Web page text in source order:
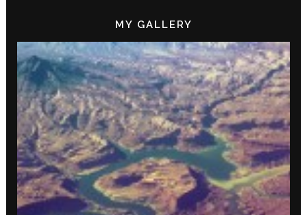
MY GALLERY